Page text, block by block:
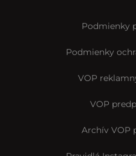
Podmienky
Podmienky
VOP
VOP
Archív VOP